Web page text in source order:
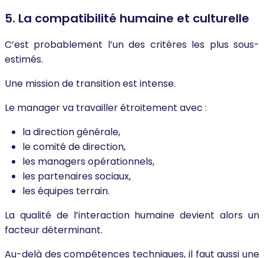
5. La compatibilité humaine et culturelle
C’est probablement l’un des critères les plus sous-
estimés.
Une mission de transition est intense.
Le manager va travailler étroitement avec :
la direction générale,
le comité de direction,
les managers opérationnels,
les partenaires sociaux,
les équipes terrain.
La qualité de l’interaction humaine devient alors un
facteur déterminant.
Au-delà des compétences techniques, il faut aussi une